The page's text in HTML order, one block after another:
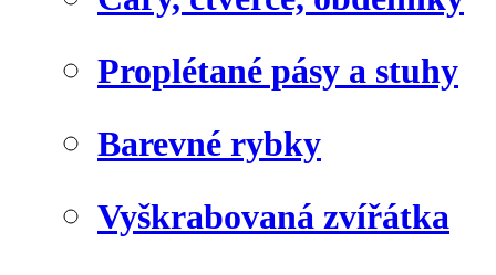
Proplétané pásy a stuhy
Barevné rybky
Vyškrabovaná zvířátka